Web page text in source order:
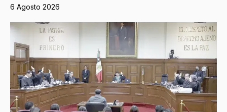
6 Agosto 2026